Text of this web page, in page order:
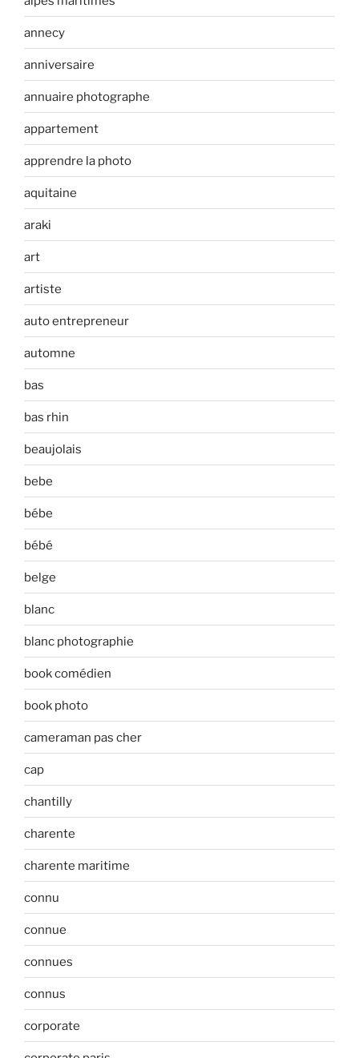
annecy
anniversaire
annuaire photographe
appartement
apprendre la photo
aquitaine
araki
art
artiste
auto entrepreneur
automne
bas
bas rhin
beaujolais
bebe
bébe
bébé
belge
blanc
blanc photographie
book comédien
book photo
cameraman pas cher
cap
chantilly
charente
charente maritime
connu
connue
connues
connus
corporate